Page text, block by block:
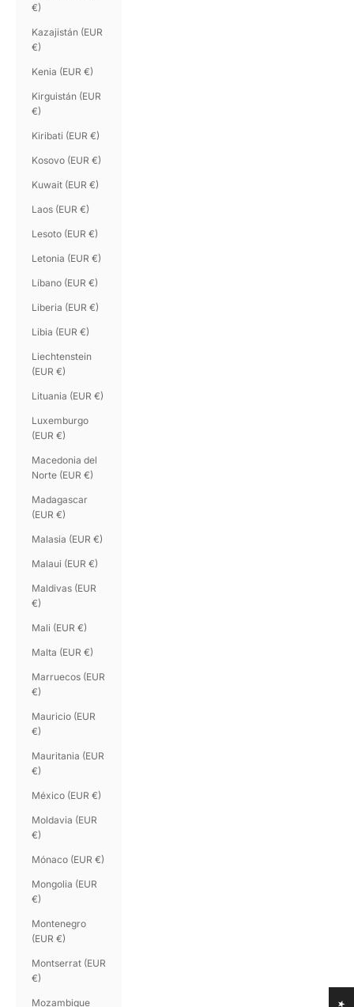
€)
Kazajistán (EUR
€)
Kenia (EUR €)
Kirguistán (EUR
€)
Kiribati (EUR €)
Kosovo (EUR €)
Kuwait (EUR €)
Laos (EUR €)
Lesoto (EUR €)
Letonia (EUR €)
Líbano (EUR €)
Liberia (EUR €)
Libia (EUR €)
Liechtenstein
(EUR €)
Lituania (EUR €)
Luxemburgo
(EUR €)
Macedonia del
Norte (EUR €)
Madagascar
(EUR €)
Malasia (EUR €)
Malaui (EUR €)
Maldivas (EUR
€)
Mali (EUR €)
Malta (EUR €)
Marruecos (EUR
€)
Mauricio (EUR
€)
Mauritania (EUR
€)
México (EUR €)
Moldavia (EUR
€)
Mónaco (EUR €)
Mongolia (EUR
€)
Montenegro
(EUR €)
Montserrat (EUR
€)
Mozambique